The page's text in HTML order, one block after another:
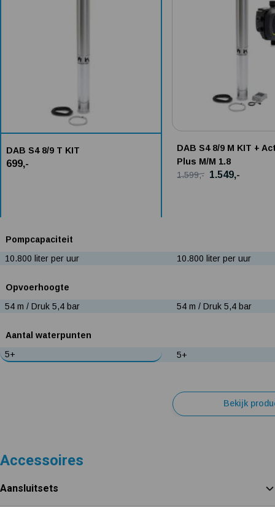
DAB S4 8/9 T KIT
699,-
DAB S4 8/9 M KIT +
Plus M/M 1.8
1.599,- 1.549,-
Pompcapaciteit
10.800 liter per uur
10.800 liter per uur
Opvoerhoogte
54 m / Druk 5,4 bar
54 m / Druk 5,4 bar
Aantal waterpunten
5+
5+
Bekijk
Accessoires
Aansluitsets